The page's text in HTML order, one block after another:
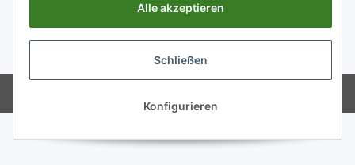
Gesetzliche Informationen
* Alle Preise zzgl. gesetzlicher USt., zzgl. Versand
Alle akzeptieren
Schließen
Konfigurieren